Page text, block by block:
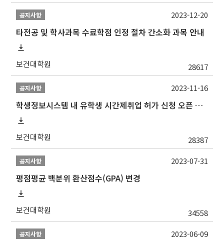
공지사항
타전공 및 학사과목 수료학점 인정 절차 간소화 과목 안내
보건대학원 28617
2023-12-20
공지사항
학생정보시스템 내 유학생 시간제취업 허가 신청 오픈 안내
보건대학원 28387
2023-11-16
공지사항
평점평균 백분위 환산점수(GPA) 변경
보건대학원 34558
2023-07-31
공지사항 2023-06-09